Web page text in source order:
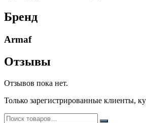
Бренд
Armaf
Отзывы
Отзывов пока нет.
Только зарегистрированные клиенты,